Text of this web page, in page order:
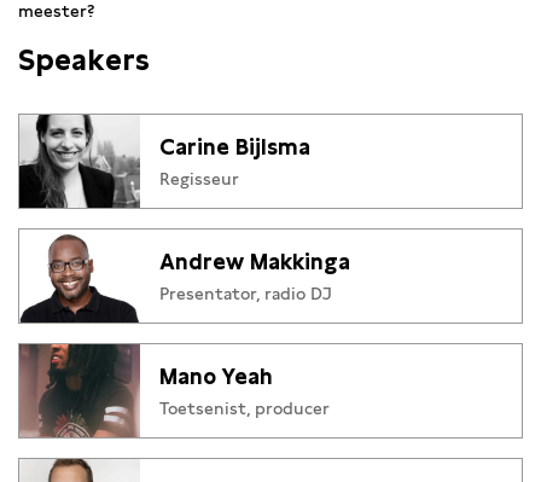
meester?
Speakers
Carine Bijlsma
Regisseur
Andrew Makkinga
Presentator, radio DJ
Mano Yeah
Toetsenist, producer